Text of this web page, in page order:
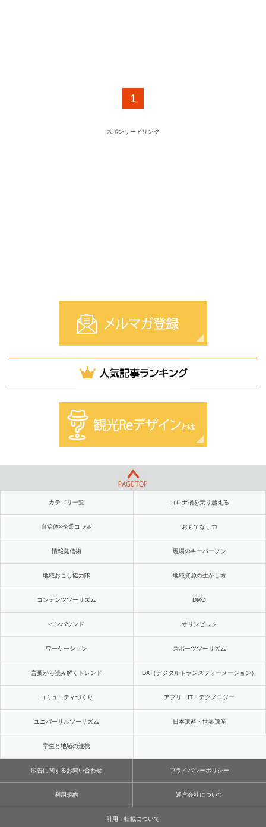
1
スポンサードリンク
カテゴリ一覧 コロナ禍を乗り越える
自治体×企業コラボ おもてなし力
情報発信術 現場のキーパーソン
地域おこし協力隊 地域資源の生かし方
コンテンツツーリズム DMO
インバウンド オリンピック
ワーケーション スポーツツーリズム
言葉から読み解くトレンド DX（デジタルトランスフォーメーション）
コミュニティづくり アプリ・IT・テクノロジー
ユニバーサルツーリズム 日本遺産・世界遺産
学生と地域の連携
広告に関するお問い合わせ プライバシーポリシー
利用規約 運営会社について
引用・転載について